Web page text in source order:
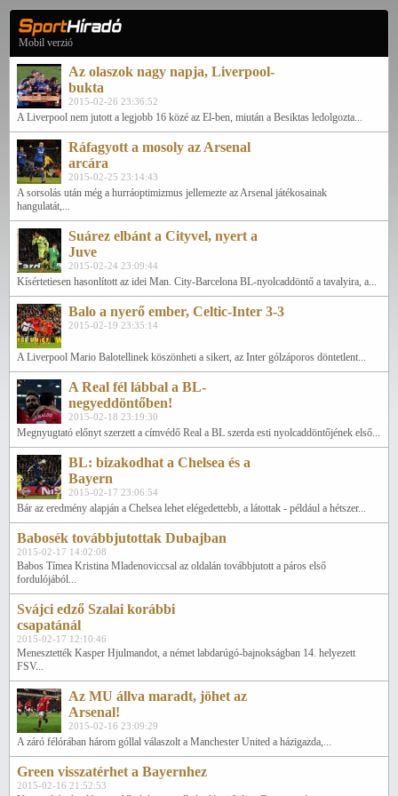
Mobil verzió
Az olaszok nagy napja, Liverpool-
bukta
2015-02-26 23:36:52
A Liverpool nem jutott a legjobb 16 közé az El-ben, miután a Besiktas ledolgozta...
Ráfagyott a mosoly az Arsenal
arcára
2015-02-25 23:14:43
A sorsolás után még a hurráoptimizmus jellemezte az Arsenal játékosainak
hangulatát,...
Suárez elbánt a Cityvel, nyert a
Juve
2015-02-24 23:09:44
Kísértetiesen hasonlított az idei Man. City-Barcelona BL-nyolcaddöntő a tavalyira, a...
Balo a nyerő ember, Celtic-Inter 3-3
2015-02-19 23:35:14
A Liverpool Mario Balotellinek köszönheti a sikert, az Inter gólzáporos döntetlent...
A Real fél lábbal a BL-
negyeddöntőben!
2015-02-18 23:19:30
Megnyugtató előnyt szerzett a címvédő Real a BL szerda esti nyolcaddöntőjének első...
BL: bizakodhat a Chelsea és a
Bayern
2015-02-17 23:06:54
Bár az eredmény alapján a Chelsea lehet elégedettebb, a látottak - például a hétszer...
Babosék továbbjutottak Dubajban
2015-02-17 14:02:08
Babos Tímea Kristina Mladenoviccsal az oldalán továbbjutott a páros első
fordulójából...
Svájci edző Szalai korábbi
csapatánál
2015-02-17 12:10:46
Menesztették Kasper Hjulmandot, a német labdarúgó-bajnokságban 14. helyezett
FSV...
Az MU állva maradt, jöhet az
Arsenal!
2015-02-16 23:09:29
A záró félórában három góllal válaszolt a Manchester United a házigazda,...
Green visszatérhet a Bayernhez
2015-02-16 21:52:53